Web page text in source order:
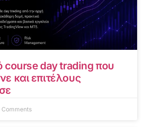
course day trading που
και επιτέλους
Comments